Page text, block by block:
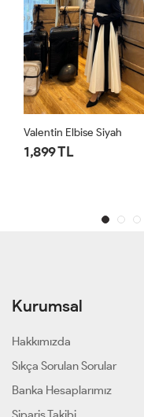
Asil 2’li Abaya Bordo
3,110 TL
Kurumsal
Hakkımızda
Sıkça Sorulan Sorular
Banka Hesaplarımız